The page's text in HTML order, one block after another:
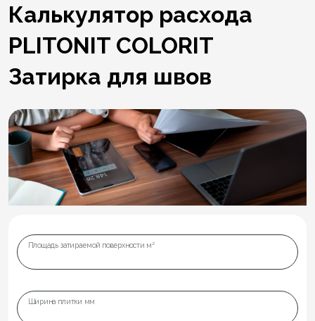
Калькулятор расхода
PLITONIT COLORIT
Затирка для швов
Площадь затираемой поверхности м²
Ширина плитки мм